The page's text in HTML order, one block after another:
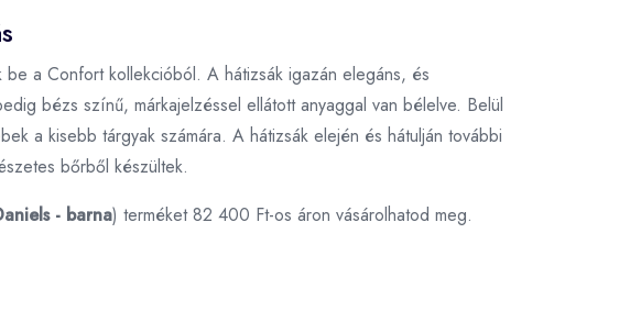
a Confort kollekcióból. A hátizsák igazán elegáns, és
bézs színű, márkajelzéssel ellátott anyaggal van bélelve. Belül
a kisebb tárgyak számára. A hátizsák elején és hátulján további
bőrből készültek.
- barna) terméket 82 400 Ft-os áron vásárolhatod meg.